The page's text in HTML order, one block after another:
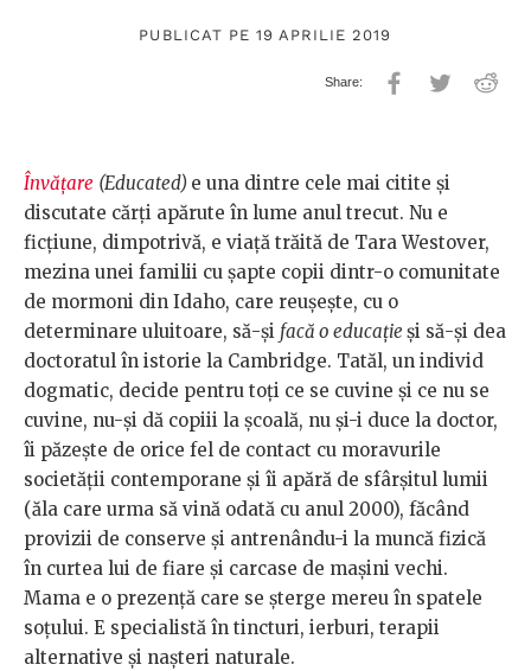
PUBLICAT PE 19 APRILIE 2019
Învățare (Educated) e una dintre cele mai citite și
discutate cărți apărute în lume anul trecut. Nu e
ficțiune, dimpotrivă, e viață trăită de Tara Westover,
mezina unei familii cu șapte copii dintr-o comunitate
de mormoni din Idaho, care reușește, cu o
determinare uluitoare, să-și facă o educație și să-și dea
doctoratul în istorie la Cambridge. Tatăl, un individ
dogmatic, decide pentru toți ce se cuvine și ce nu se
cuvine, nu-și dă copiii la școală, nu și-i duce la doctor,
îi păzește de orice fel de contact cu moravurile
societății contemporane și îi apără de sfârșitul lumii
(ăla care urma să vină odată cu anul 2000), făcând
provizii de conserve și antrenându-i la muncă fizică
în curtea lui de fiare și carcase de mașini vechi.
Mama e o prezență care se șterge mereu în spatele
soțului. E specialistă în tincturi, ierburi, terapii
alternative și nașteri naturale.